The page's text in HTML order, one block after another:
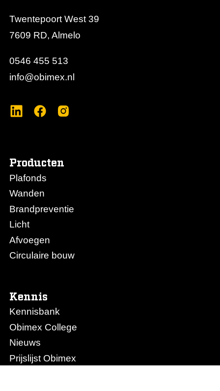
Twentepoort West 39
7609 RD, Almelo
0546 455 513
info@obimex.nl
Producten
Plafonds
Wanden
Brandpreventie
Licht
Afvoegen
Circulaire bouw
Kennis
Kennisbank
Obimex College
Nieuws
Prijslijst Obimex